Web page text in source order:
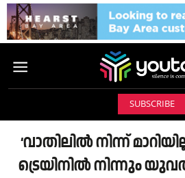
SUBSCRIBE
‘വാതിലിൽ നിന്ന്
ട്രെയിനിൽ നിന്നും